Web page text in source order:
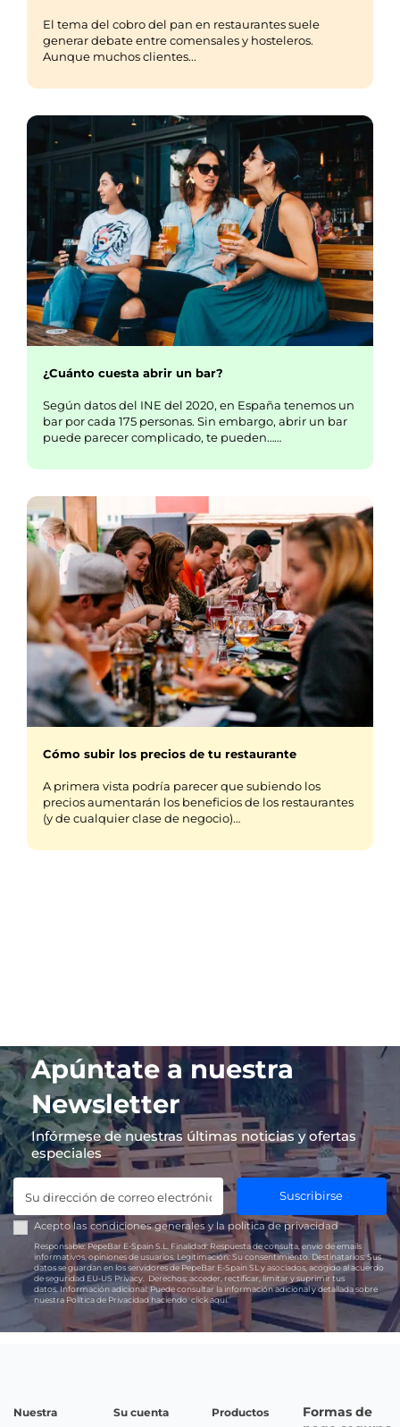
El tema del cobro del pan en restaurantes suele
generar debate entre comensales y hosteleros.
Aunque muchos clientes...
¿Cuánto cuesta abrir un bar?
Según datos del INE del 2020, en España tenemos un
bar por cada 175 personas. Sin embargo, abrir un bar
puede parecer complicado, te pueden……
Cómo subir los precios de tu restaurante
A primera vista podría parecer que subiendo los
precios aumentarán los beneficios de los restaurantes
(y de cualquier clase de negocio)…
Apúntate a nuestra
Newsletter
Infórmese de nuestras últimas noticias y ofertas
especiales
Suscribirse
Acepto las condiciones generales y lapolítica de privacidad
Responsable:PepeBar E-Spain S.L. Finalidad: Respuesta de consulta, envío de emails
informativos, opiniones de usuarios. Legitimación: Su consentimiento. Destinatarios:Sus
datos se guardan en los servidores de PepeBar E-Spain SL y asociados, acogido al acuerdo
de seguridad EU-US Privacy.
Derechos: acceder, rectificar, limitar y suprimir tus
datos.Información adicional:Puede consultar la información adicional y detallada sobre
nuestra Política de Privacidad haciendoclick aquí.
Nuestra
Su cuenta Productos
Formas de